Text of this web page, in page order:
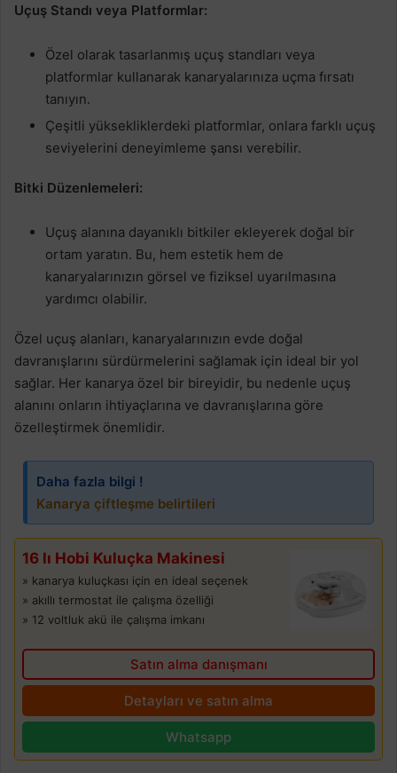
Uçuş Standı veya Platformlar:
Özel olarak tasarlanmış uçuş standları veya
platformlar kullanarak kanaryalarınıza uçma fırsatı
tanıyın.
Çeşitli yüksekliklerdeki platformlar, onlara farklı uçuş
seviyelerini deneyimleme şansı verebilir.
Bitki Düzenlemeleri:
Uçuş alanına dayanıklı bitkiler ekleyerek doğal bir
ortam yaratın. Bu, hem estetik hem de
kanaryalarınızın görsel ve fiziksel uyarılmasına
yardımcı olabilir.
Özel uçuş alanları, kanaryalarınızın evde doğal
davranışlarını sürdürmelerini sağlamak için ideal bir yol
sağlar. Her kanarya özel bir bireyidir, bu nedenle uçuş
alanını onların ihtiyaçlarına ve davranışlarına göre
özelleştirmek önemlidir.
Daha fazla bilgi !
Kanarya çiftleşme belirtileri
16 lı Hobi Kuluçka Makinesi
» kanarya kuluçkası için en ideal seçenek
» akıllı termostat ile çalışma özelliği
» 12 voltluk akü ile çalışma imkanı
Satın alma danışmanı
Detayları ve satın alma
Whatsapp